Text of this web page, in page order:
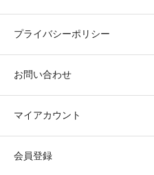
プライバシーポリシー
お問い合わせ
マイアカウント
会員登録